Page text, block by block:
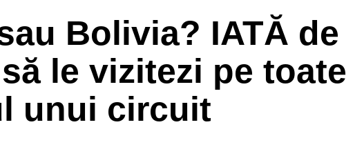
Bolivia? IATĂ de
le vizitezi pe toate
unui circuit